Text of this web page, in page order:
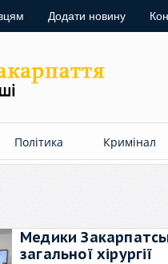
Додати новину
Політика Кримінал
Медики
загальної хірургії